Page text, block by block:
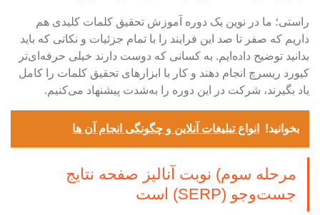
راستی؛ ما در نوین یک دوره آموزش تحقیق کلمات کلیدی هم
داریم که صفر تا صد این فرایند را با تمام جزئیات و نکاتی که باید
بدانید توضیح داده‌ایم. به کسانی که دوست دارند خیلی حرفه‌ای‌تر
کیورد ریسرچ انجام دهند و کار با ابزارهای تحقیق کلمات را کامل
یاد بگیرند، شرکت در این دوره را به‌شدت پیشنهاد می‌کنیم.
بخوانید! انواع تبلیغات آنلاین و چگونگی انجام آن ها
مرحله سوم) نوبت آنالیز صفحه نتایج
جست‌وجو (SERP) است